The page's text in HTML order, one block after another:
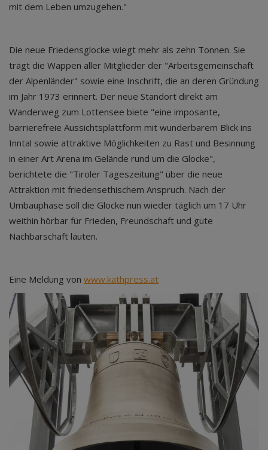
mit dem Leben umzugehen."
Die neue Friedensglocke wiegt mehr als zehn Tonnen. Sie
trägt die Wappen aller Mitglieder der "Arbeitsgemeinschaft
der Alpenländer" sowie eine Inschrift, die an deren Gründung
im Jahr 1973 erinnert. Der neue Standort direkt am
Wanderweg zum Lottensee biete "eine imposante,
barrierefreie Aussichtsplattform mit wunderbarem Blick ins
Inntal sowie attraktive Möglichkeiten zu Rast und Besinnung
in einer Art Arena im Gelände rund um die Glocke",
berichtete die "Tiroler Tageszeitung" über die neue
Attraktion mit friedensethischem Anspruch. Nach der
Umbauphase soll die Glocke nun wieder täglich um 17 Uhr
weithin hörbar für Frieden, Freundschaft und gute
Nachbarschaft läuten.
Eine Meldung von www.kathpress.at